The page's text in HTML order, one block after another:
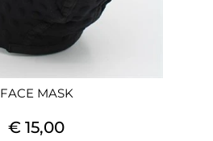
FACE MASK
€ 15,00